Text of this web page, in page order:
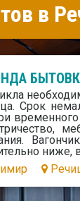
в
Срок
ниже,